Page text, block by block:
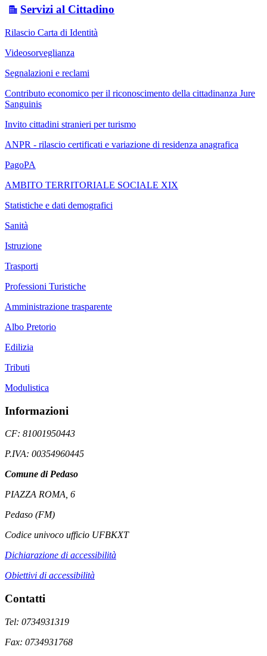
Servizi al Cittadino
Rilascio Carta di Identità
Videosorveglianza
Segnalazioni e reclami
Contributo economico per il riconoscimento della cittadinanza Jure
Sanguinis
Invito cittadini stranieri per turismo
ANPR - rilascio certificati e variazione di residenza anagrafica
PagoPA
AMBITO TERRITORIALE SOCIALE XIX
Statistiche e dati demografici
Sanità
Istruzione
Trasporti
Professioni Turistiche
Amministrazione trasparente
Albo Pretorio
Edilizia
Tributi
Modulistica
Informazioni
CF: 81001950443
P.IVA: 00354960445
Comune di Pedaso
PIAZZA ROMA, 6
Pedaso (FM)
Codice univoco ufficio UFBKXT
Dichiarazione di accessibilità
Obiettivi di accessibilità
Contatti
Tel: 0734931319
Fax: 0734931768